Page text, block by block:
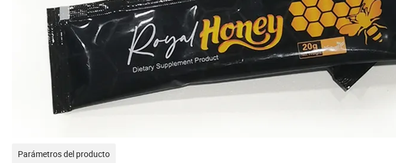
Parámetros del producto